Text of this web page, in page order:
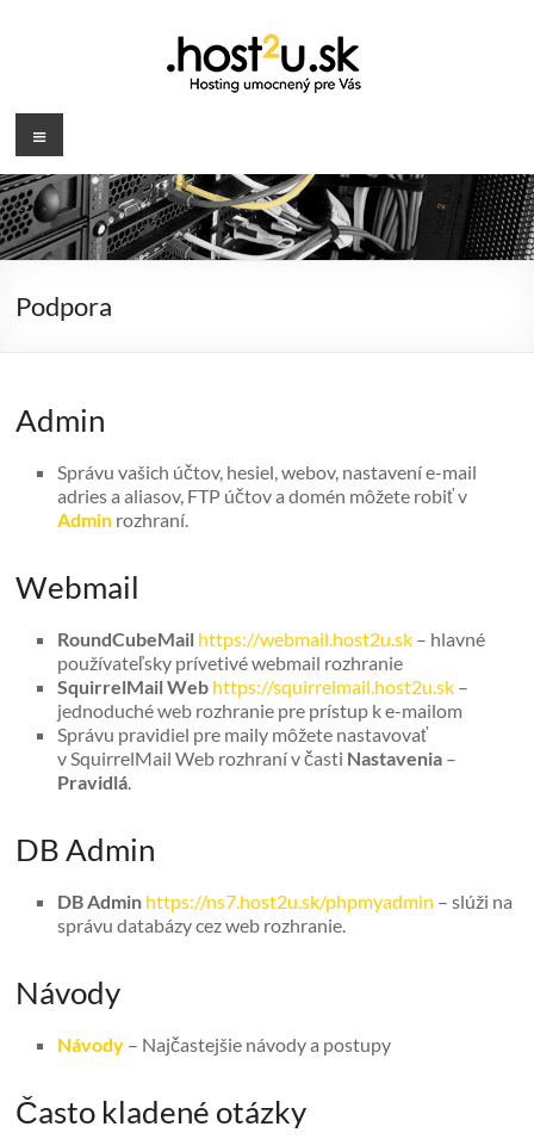
.host2u.sk
Hosting
umocnený
pre
Vás
Menu
Podpora
Admin
Správu vašich účtov, hesiel, webov, nastavení e-mail
adries a aliasov, FTP účtov a domén môžete robiť v
Admin rozhraní.
Webmail
RoundCubeMail https://webmail.host2u.sk – hlavné
používateľsky prívetivé webmail rozhranie
SquirrelMail Web https://squirrelmail.host2u.sk –
jednoduché web rozhranie pre prístup k e-mailom
Správu pravidiel pre maily môžete nastavovať
v SquirrelMail Web rozhraní v časti Nastavenia –
Pravidlá.
DB Admin
DB Admin https://ns7.host2u.sk/phpmyadmin – slúži na
správu databázy cez web rozhranie.
Návody
Návody – Najčastejšie návody a postupy
Často kladené otázky